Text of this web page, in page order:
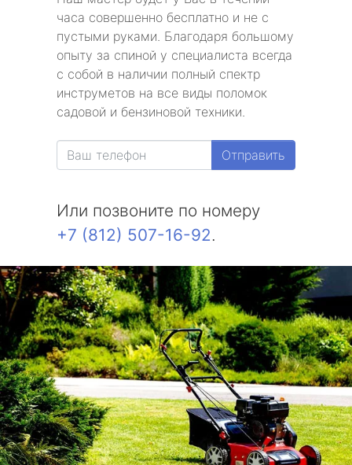
часа совершенно бесплатно и не с
пустыми руками. Благодаря большому
опыту за спиной у специалиста всегда
с собой в наличии полный спектр
инструметов на все виды поломок
садовой и бензиновой техники.
Отправить
Или позвоните по номеру
+7 (812) 507-16-92.